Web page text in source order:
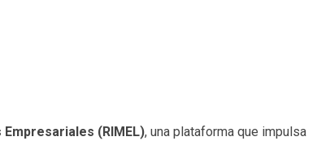
(RIMEL), una plataforma que impulsa